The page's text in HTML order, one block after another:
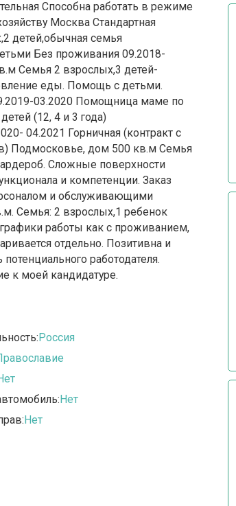
Способна работать в режиме
Москва Стандартная
детей,обычная семья
Без проживания 09.2018-
Семья 2 взрослых,3 детей-
еды. Помощь с детьми.
03.2020 Помощница маме по
(12, 4 и 3 года)
04.2021 Горничная (контракт с
Подмосковье, дом 500 кв.м Семья
Сложные поверхности
и компетенции. Заказ
и обслуживающими
Семья: 2 взрослых,1 ребенок
работы как с проживанием,
отдельно. Позитивна и
работодателя.
к моей кандидатуре.
Россия
Нет
Нет